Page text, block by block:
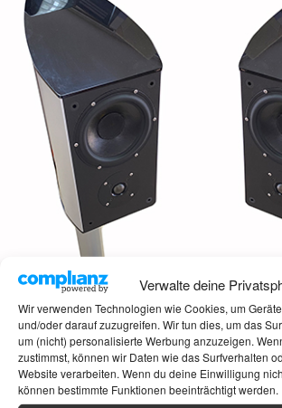
Verwalte deine
Wir verwenden Technologien wie Cookies, um
und/oder darauf zuzugreifen. Wir tun dies, um das
um (nicht) personalisierte Werbung anzuzeigen.
zustimmst, können wir Daten wie das Surfverhalten
Website verarbeiten. Wenn du deine Einwilligung
können bestimmte Funktionen beeinträchtigt werden.